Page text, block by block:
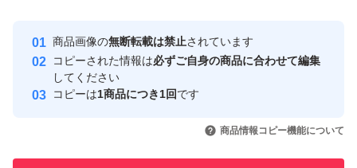
安心取引出品者
心・安全なユーザーです
取引実績
引を完了させた実績があります
商品画像の無断転載は禁止されています
コピーされた情報は必ずご自身の商品に合わせて編集
してください
コピーは1商品につき1回です
商品情報コピー機能について